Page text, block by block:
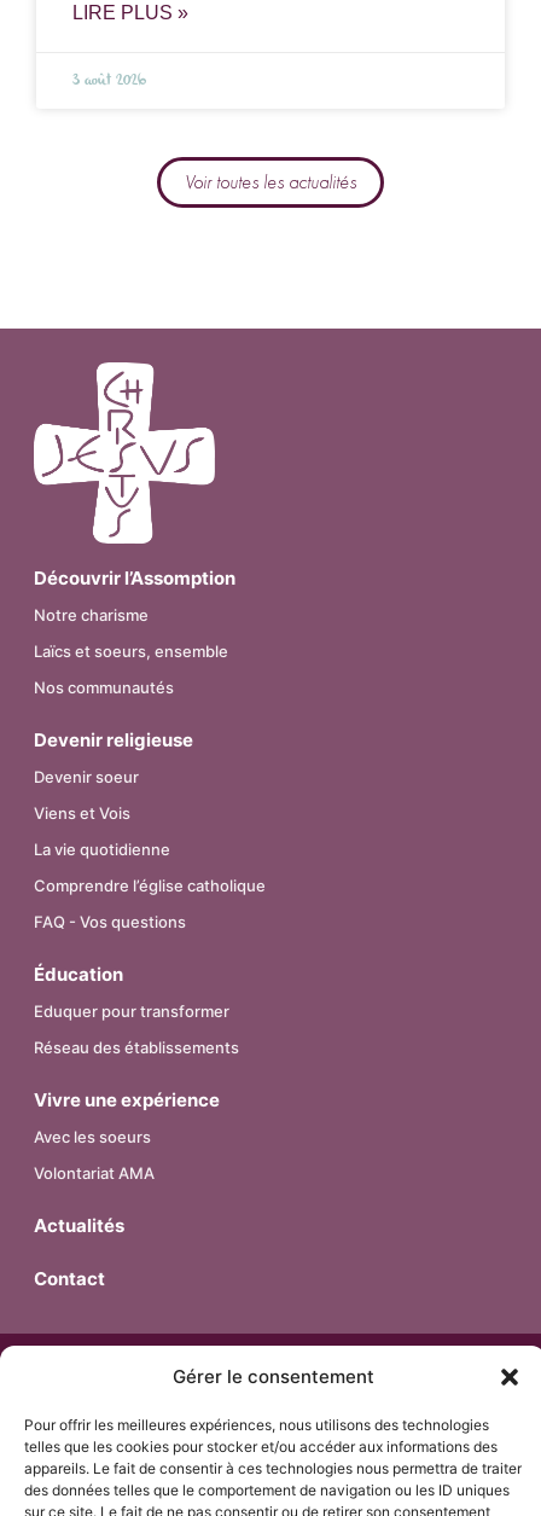
Gérer le consentement
Pour offrir les meilleures expériences, nous utilisons des technologies
telles que les cookies pour stocker et/ou accéder aux informations des
appareils. Le fait de consentir à ces technologies nous permettra de traiter
des données telles que le comportement de navigation ou les ID uniques
sur ce site. Le fait de ne pas consentir ou de retirer son consentement
LIRE PLUS »
3 août 2026
Voir toutes les actualités
Découvrir l’Assomption
Notre charisme
Laïcs et soeurs, ensemble
Nos communautés
Devenir religieuse
Devenir soeur
Viens et Vois
La vie quotidienne
Comprendre l’église catholique
FAQ - Vos questions
Éducation
Eduquer pour transformer
Réseau des établissements
Vivre une expérience
Avec les soeurs
Volontariat AMA
Actualités
Contact
© 2026 – Religieuses de l’Assomption – Province de France.
Tous droits réservés.
Mentions Légales